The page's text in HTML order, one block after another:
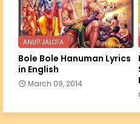
ANUP JALOTA
Bole Bole Hanuman Lyrics
in English
March 09, 2014